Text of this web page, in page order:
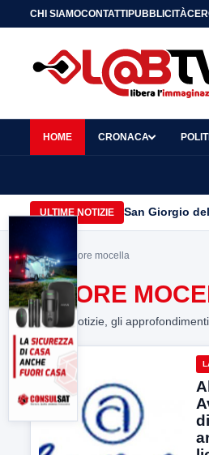
CHI SIAMOCONTATTIPUBBLICITÀ
HOME CRONACA
ULTIME NOTIZIE San Giorgio
Home> ettore mocella
ETTORE
Tutte le notizie, gli